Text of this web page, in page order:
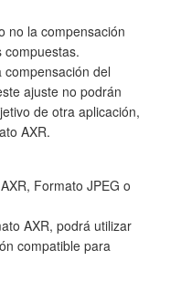
no la compensación
compuestas.
del
ajuste no podrán
de otra aplicación,
AXR.
Formato JPEG o
AXR, podrá utilizar
compatible para